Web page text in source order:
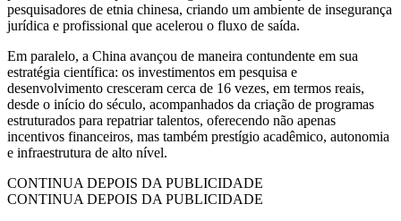
pesquisadores de etnia chinesa, criando um ambiente de insegurança
jurídica e profissional que acelerou o fluxo de saída.
Em paralelo, a China avançou de maneira contundente em sua
estratégia científica: os investimentos em pesquisa e
desenvolvimento cresceram cerca de 16 vezes, em termos reais,
desde o início do século, acompanhados da criação de programas
estruturados para repatriar talentos, oferecendo não apenas
incentivos financeiros, mas também prestígio acadêmico, autonomia
e infraestrutura de alto nível.
CONTINUA DEPOIS DA PUBLICIDADE
CONTINUA DEPOIS DA PUBLICIDADE